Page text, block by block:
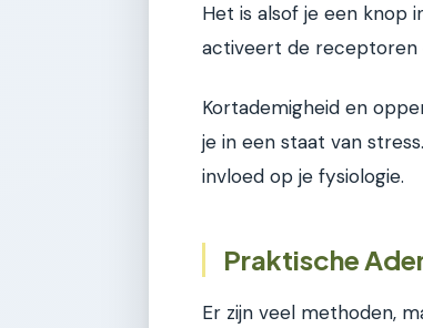
Het is alsof je een knop
activeert de receptoren
Kortademigheid en
je in een staat van
invloed op je fysiologie.
Praktische
Er zijn veel methoden,